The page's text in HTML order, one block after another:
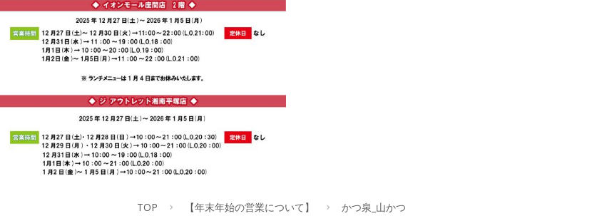
TOP 【年末年始の営業について】 かつ泉_山かつ